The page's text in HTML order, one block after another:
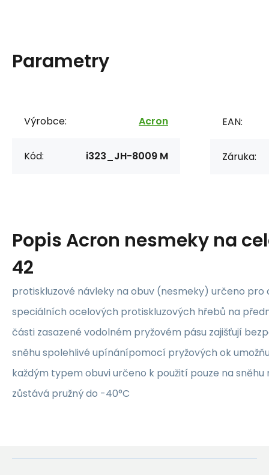
Parametry
Výrobce: Acron
Kód: i323_JH-8009 M
EAN:
Záruka:
Popis Acron nesmeky na
42
protiskluzové návleky na obuv (nesmeky) určeno pro
speciálních ocelových protiskluzových hřebů na
části zasazené vodolném pryžovém pásu zajišťují
sněhu spolehlivé upínánípomocí pryžových ok
každým typem obuvi určeno k použití pouze na
zůstává pružný do -40°C